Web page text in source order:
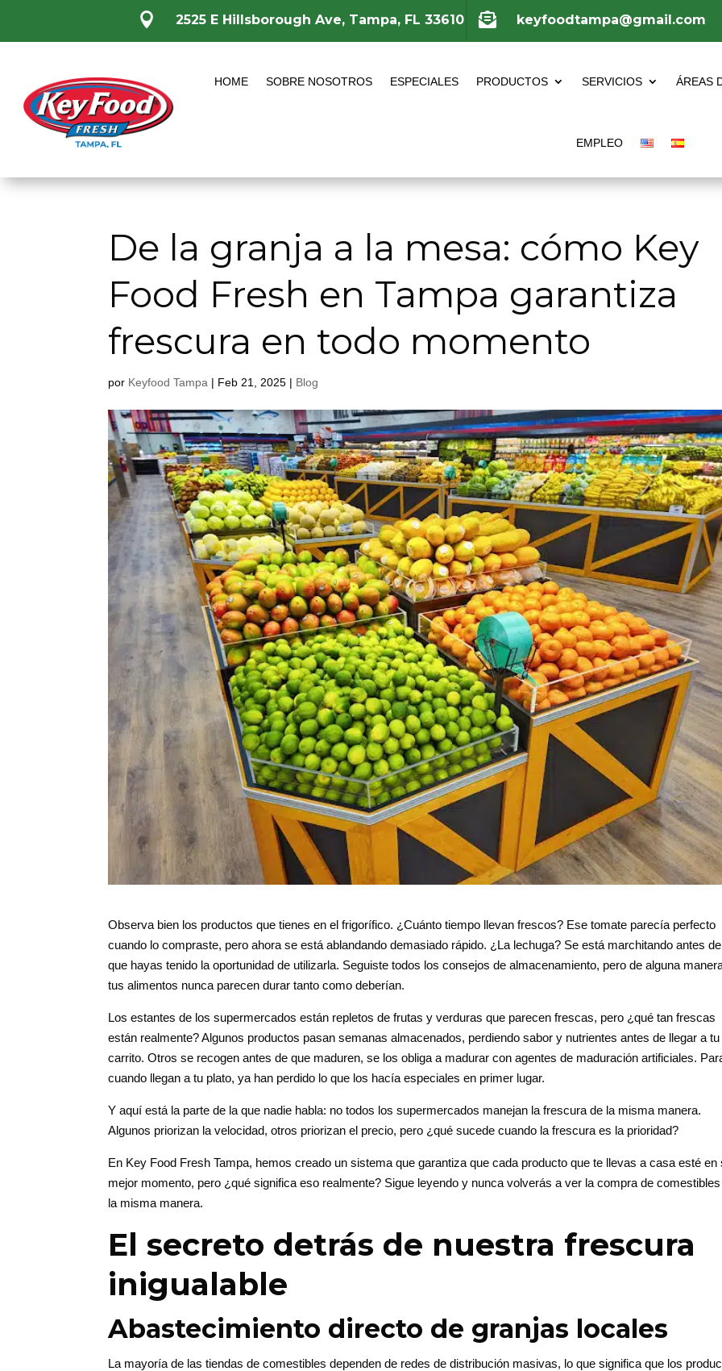
 keyfoodtampa@gmail.com
 2525 E Hillsborough Ave, Tampa, FL 33610
HOME SOBRE NOSOTROS ESPECIALES PRODUCTOS SERVICIOS ÁREAS
EMPLEO
De la granja a la mesa: cómo Key
Food Fresh en Tampa garantiza
frescura en todo momento
por Keyfood Tampa | Feb 21, 2025 | Blog
Observa bien los productos que tienes en el frigorífico. ¿Cuánto tiempo llevan frescos? Ese tomate parecía perfecto
cuando lo compraste, pero ahora se está ablandando demasiado rápido. ¿La lechuga? Se está marchitando antes de
que hayas tenido la oportunidad de utilizarla. Seguiste todos los consejos de almacenamiento, pero de alguna
tus alimentos nunca parecen durar tanto como deberían.
Los estantes de los supermercados están repletos de frutas y verduras que parecen frescas, pero ¿qué tan frescas
están realmente? Algunos productos pasan semanas almacenados, perdiendo sabor y nutrientes antes de llegar a tu
carrito. Otros se recogen antes de que maduren, se los obliga a madurar con agentes de maduración artificiales.
cuando llegan a tu plato, ya han perdido lo que los hacía especiales en primer lugar.
Y aquí está la parte de la que nadie habla: no todos los supermercados manejan la frescura de la misma manera.
Algunos priorizan la velocidad, otros priorizan el precio, pero ¿qué sucede cuando la frescura es la prioridad?
En Key Food Fresh Tampa, hemos creado un sistema que garantiza que cada producto que te llevas a casa esté en
mejor momento, pero ¿qué significa eso realmente? Sigue leyendo y nunca volverás a ver la compra de
la misma manera.
El secreto detrás de nuestra frescura
inigualable
Abastecimiento directo de granjas locales
La mayoría de las tiendas de comestibles dependen de redes de distribución masivas, lo que significa que los